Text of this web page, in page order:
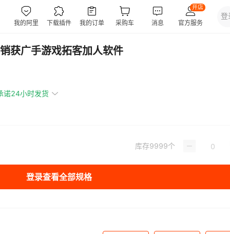
获广手游戏拓客加人软件
诺24小时发货
库存9999个
登录查看全部规格